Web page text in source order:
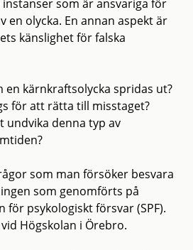
som är ansvariga för
en olycka. En annan aspekt är
känslighet för falska
en kärnkraftsolycka spridas ut?
för att rätta till misstaget?
undvika denna typ av
som man försöker besvara
som genomförts på
för psykologiskt försvar (SPF).
Högskolan i Örebro.